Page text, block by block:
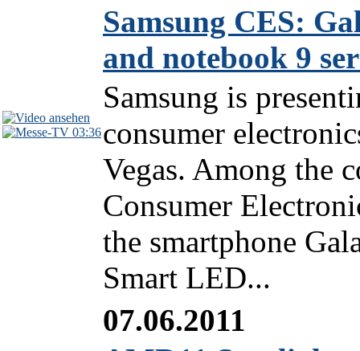
03:36
Samsung CES:
and notebook 9
Samsung is
consumer
Vegas. Among the
Consumer
the smartphone
Smart LED...
07.06.2011